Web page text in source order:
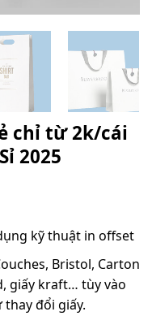
chỉ từ 2k/cái
2025
kỹ thuật in offset
Bristol, Carton
giấy kraft… tùy vào
thay đổi giấy.